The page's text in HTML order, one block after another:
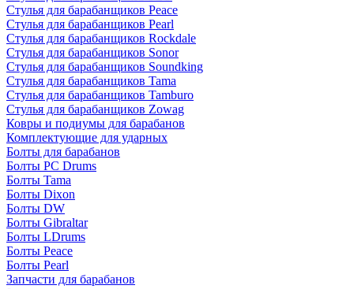
Стулья для барабанщиков Peace
Стулья для барабанщиков Pearl
Стулья для барабанщиков Rockdale
Стулья для барабанщиков Sonor
Стулья для барабанщиков Soundking
Стулья для барабанщиков Tama
Стулья для барабанщиков Tamburo
Стулья для барабанщиков Zowag
Ковры и подиумы для барабанов
Комплектующие для ударных
Болты для барабанов
Болты PC Drums
Болты Tama
Болты Dixon
Болты DW
Болты Gibraltar
Болты LDrums
Болты Peace
Болты Pearl
Запчасти для барабанов